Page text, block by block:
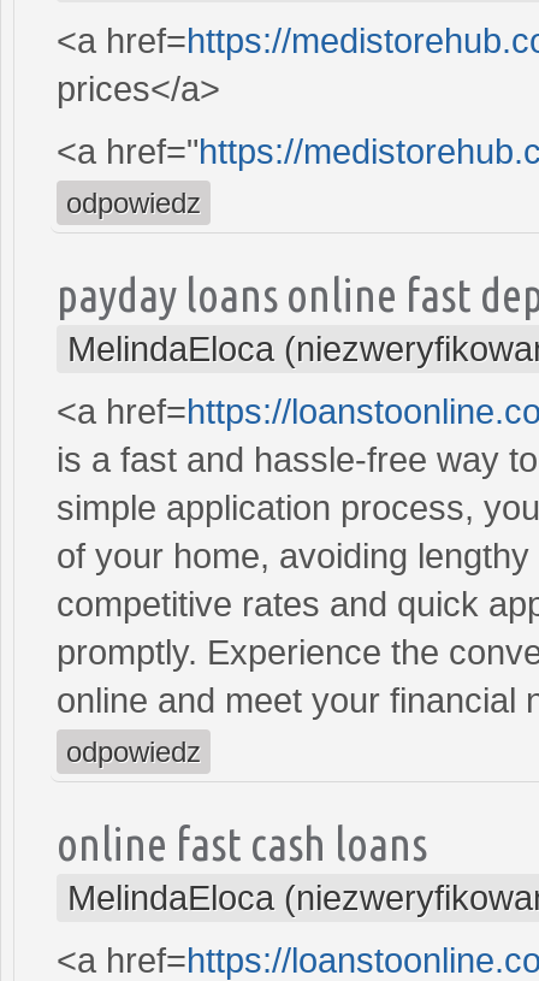
<a href=https://
prices</a>
<a href="https://
odpowiedz
payday loans online fast
MelindaEloca
<a href=https://
is a fast and hassle-free way
simple application process,
of your home, avoiding
competitive rates and quick
promptly. Experience the
online and meet your financial
odpowiedz
online fast cash loans
MelindaEloca
<a href=https://